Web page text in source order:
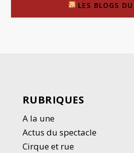
LES BLOGS
RUBRIQUES
A la une
Actus du spectacle
Cirque et rue